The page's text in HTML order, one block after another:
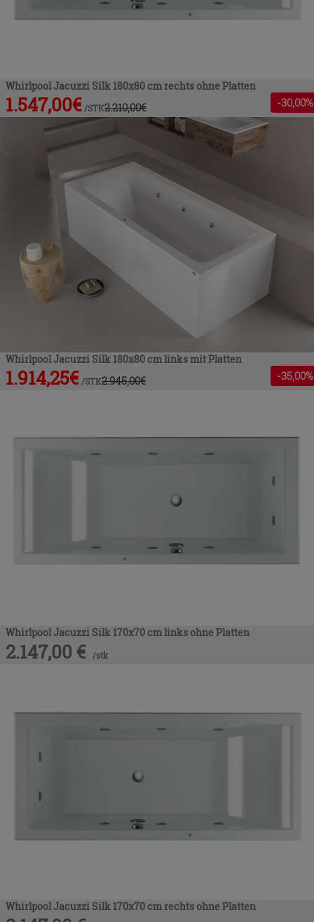
Whirlpool Jacuzzi Silk 180x80 cm rechts ohne Platten
1.547,00€ /STK2.210,00€ -30,00%
Whirlpool Jacuzzi Silk 180x80 cm links mit Platten
1.914,25€ /STK2.945,00€ -35,00%
Whirlpool Jacuzzi Silk 170x70 cm links ohne Platten
2.147,00 € /stk
Whirlpool Jacuzzi Silk 170x70 cm rechts ohne Platten